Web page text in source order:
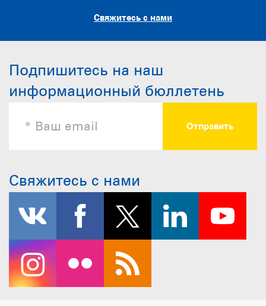
Свяжитесь с нами
Подпишитесь на наш
информационный бюллетень
Свяжитесь с нами